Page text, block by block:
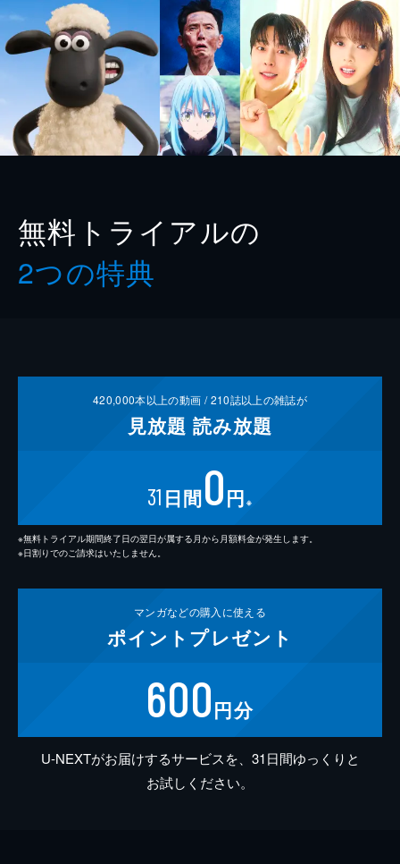
無料トライアルの
2つの特典
420,000本以上の動画 /210誌以上の雑誌が
見放題 読み放題
31 日間0円 ※
※無料トライアル期間終了日の翌日が属する月から月額料金が発生します。
※日割りでのご請求はいたしません。
マンガなどの購入に使える
ポイント プレゼント
600円分
U-NEXTがお届けするサービスを、31日間ゆっくりと
お試しください。